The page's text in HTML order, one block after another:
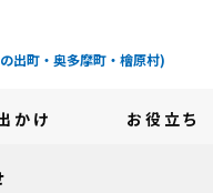
域情報サイト-
出町・奥多摩町・檜原村)
かけ お役立ち